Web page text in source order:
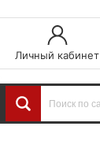
Личный кабинет